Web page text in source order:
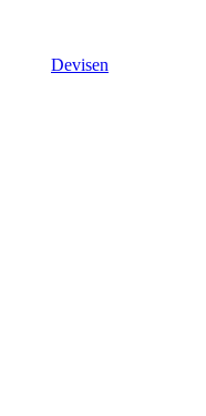
Devisen